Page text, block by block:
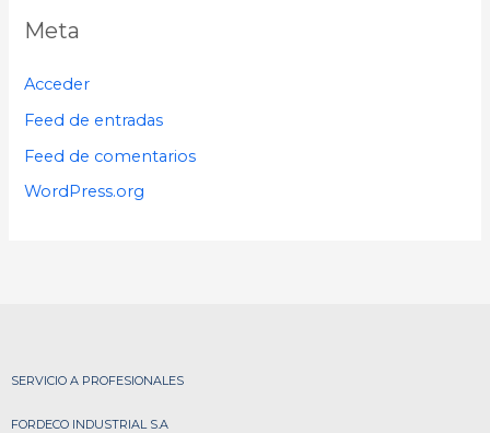
Meta
Acceder
Feed de entradas
Feed de comentarios
WordPress.org
SERVICIO A PROFESIONALES
FORDECO INDUSTRIAL S.A